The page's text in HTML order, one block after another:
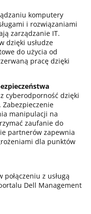
komputery
i rozwiązaniami
zarządzanie IT.
dzięki usłudze
do użycia od
pracę dzięki
cyberodporność dzięki
Zabezpieczenie
manipulacji na
zaufanie do
partnerów zapewnia
dla punktów
z usługą
Dell Management